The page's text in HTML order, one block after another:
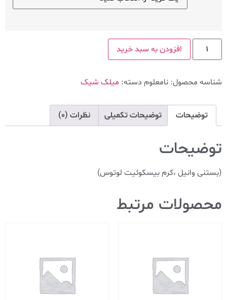
افزودن به سبد خرید
شناسه محصول: نامعلوم دسته: میلک شیک
توضیحات توضیحات تکمیلی نظرات (0)
توضیحات
(بستنی وانیل ،کرم بیسکوئیت لوتوس)
محصولات مرتبط